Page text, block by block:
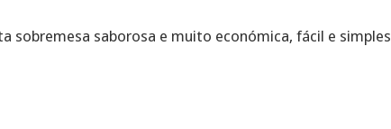
sobremesa saborosa e muito económica, fácil e simples